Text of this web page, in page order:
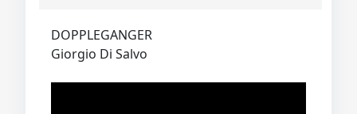
DOPPLEGANGER
Giorgio Di Salvo